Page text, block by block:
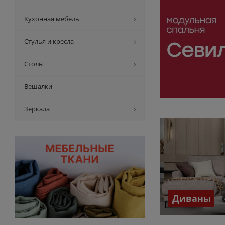
Диваны
Кухонная мебель
Стулья и кресла
Столы
Вешалки
Зеркала